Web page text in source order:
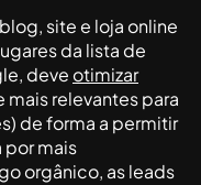
site e loja online
da lista de
deve otimizar
mais relevantes para
de forma a permitir
por mais
orgânico, as leads